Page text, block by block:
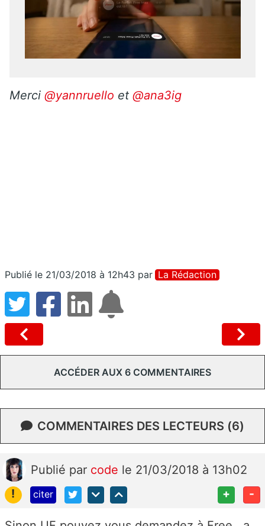
Merci @yannruello et @ana3ig
Publié le 21/03/2018 à 12h43 par La Rédaction
ACCÉDER AUX 6 COMMENTAIRES
COMMENTAIRES DES LECTEURS (6)
Publié par code le 21/03/2018 à 13h02
!
citer + -